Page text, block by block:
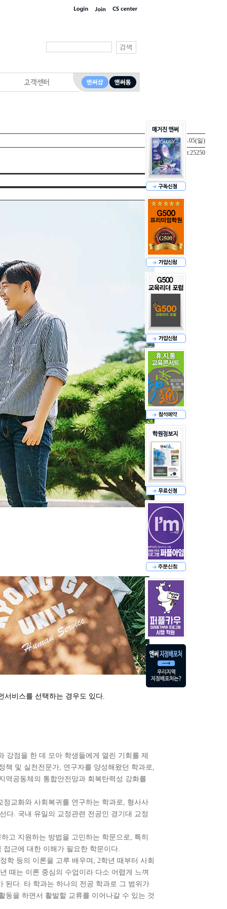
작성일 : 18.08.05(일)
hit:25250
서비스를 선택하는 경우도 있다.
강점을 한 데 모아 학생들에게 열린 기회를 제
책 및 실천전문가, 연구자를 양성해왔던 학과로,
역공동체의 통합안전망과 회복탄력성 강화를
교화와 사회복귀를 연구하는 학과로, 형사사
다. 국내 유일의 교정관련 전공인 경기대 교정
고 지원하는 방법을 고민하는 학문으로, 특히
근에 대한 이해가 필요한 학문이다.
학 등의 이론을 고루 배우며, 2학년 때부터 사회
때는 이론 중심의 수업이라 다소 어렵게 느껴
된다. 타 학과는 하나의 전공 학과로 그 범위가
동을 하면서 활발할 교류를 이어나갈 수 있는 것